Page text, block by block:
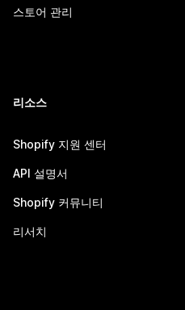
스토어 관리
리소스
Shopify 지원 센터
API 설명서
Shopify 커뮤니티
리서치